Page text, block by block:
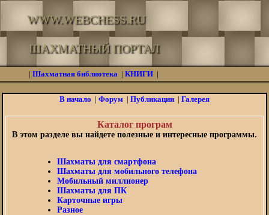
WWW.WEBCHESS.RU
ШАХМАТНЫЙ ПОРТАЛ
| Шахматная библиотека | КНИГИ |
В начало | Форум | Публикации | Галерея
Каталог програм
В этом разделе вы найдете полезные и интересные программы.
Шахматы для смартфона
Шахматы для мобильного телефона
Мобильный миллионер
Шахматы для ПК
Карточные игры
Разное